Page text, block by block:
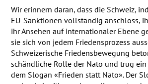
Wir erinnern daran, dass die Schweiz,
EU-Sanktionen vollständig anschloss,
ihr Ansehen auf internationaler Ebene
sie sich von jedem Friedensprozess
Schweizerische Friedensbewegung
schändliche Rolle der Nato und trug
dem Slogan «Frieden statt Nato». Der